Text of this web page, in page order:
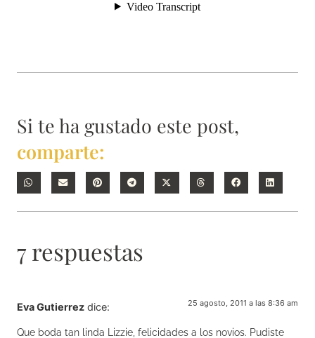
Si te ha gustado este post,
comparte:
7 respuestas
Eva Gutierrez dice: 25 agosto, 2011 a las 8:36 am
Que boda tan linda Lizzie, felicidades a los novios. Pudiste